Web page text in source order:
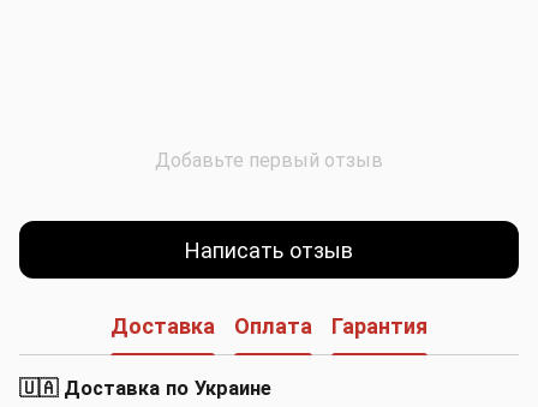
Добавьте первый отзыв
Написать отзыв
Доставка Оплата Гарантия
🇺🇦 Доставка по Украине